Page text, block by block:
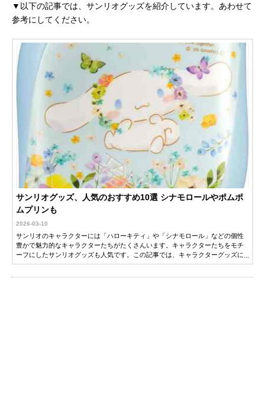
▼以下の記事では、サンリオグッズを紹介しています。あわせて
参考にしてください。
サンリオグッズ、人気のおすすめ10選 シナモロールやポムポ
ムプリンも
2026-03-10
サンリオのキャラクターには「ハローキティ」や「シナモロール」などの個性
豊かで魅力的なキャラクターたちがたくさんいます。キャラクターたちをモチ
ーフにしたサンリオグッズも人気です。この記事では、キャラクターグッズに